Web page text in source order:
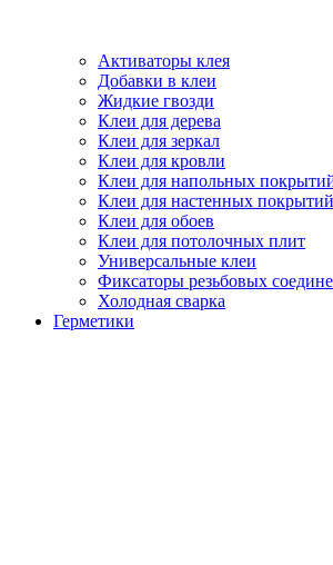
Активаторы клея
Добавки в клеи
Жидкие гвозди
Клеи для дерева
Клеи для зеркал
Клеи для кровли
Клеи для напольных
Клеи для настенных покрытий
Клеи для обоев
Клеи для потолочных плит
Универсальные клеи
Фиксаторы резьбовых
Холодная сварка
Герметики